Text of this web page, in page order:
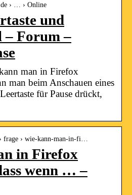
› … › Online
und
– Forum –
man in Firefox
man beim Anschauen eines
für Pause drückt,
frage › wie-kann-man-in-fi…
in Firefox
wenn … –